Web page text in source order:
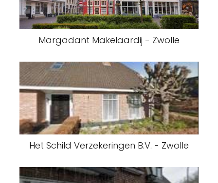
Margadant Makelaardij - Zwolle
Het Schild Verzekeringen B.V. - Zwolle